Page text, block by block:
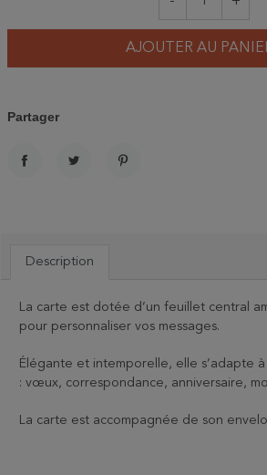
AJOUTER AU
Partager
Description
La carte est dotée d’un feuillet central
pour personnaliser vos messages.
Élégante et intemporelle, elle s’adapte
: vœux, correspondance, anniversaire,
La carte est accompagnée de son